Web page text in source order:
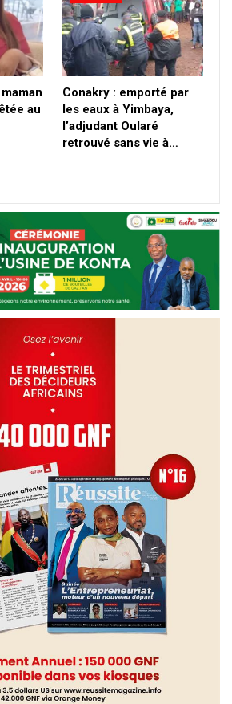
au
Conakry : emporté par
les eaux à Yimbaya,
l’adjudant Oularé
retrouvé sans vie à…